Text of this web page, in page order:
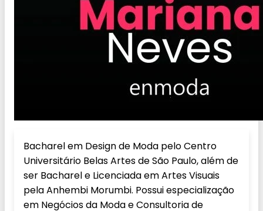
Bacharel em Design de Moda pelo Centro
Universitário Belas Artes de São Paulo, além de
ser Bacharel e Licenciada em Artes Visuais
pela Anhembi Morumbi. Possui especialização
em Negócios da Moda e Consultoria de